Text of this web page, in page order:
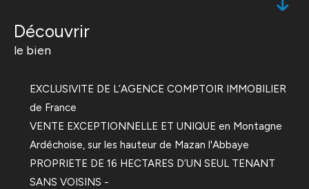
découvrir
le bien
EXCLUSIVITE DE L’AGENCE COMPTOIR IMMOBILIER
de France
VENTE EXCEPTIONNELLE ET UNIQUE en Montagne
Ardéchoise, sur les hauteur de Mazan l'Abbaye
PROPRIETE DE 16 HECTARES D’UN SEUL TENANT
SANS VOISINS -